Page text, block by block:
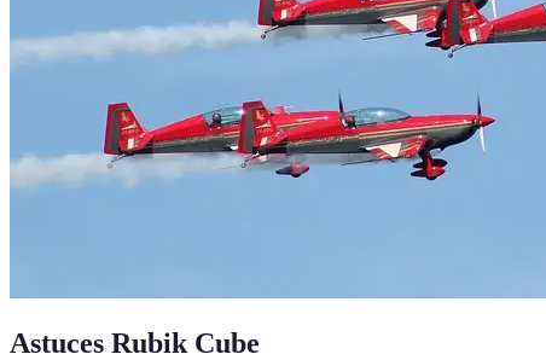
Astuces Rubik Cube